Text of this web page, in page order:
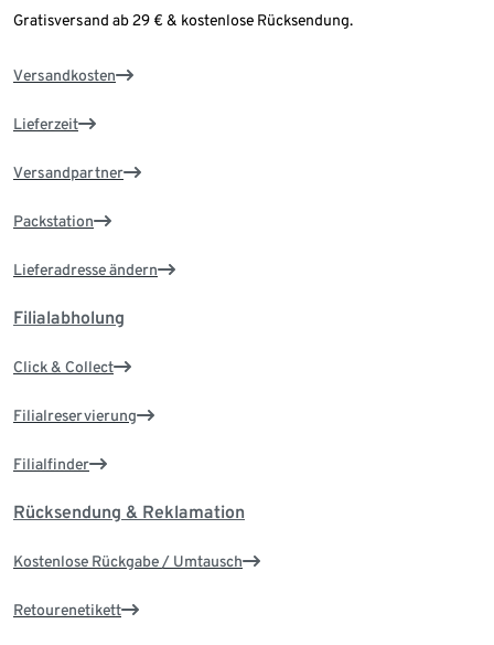
Gratisversand ab 29 € & kostenlose Rücksendung.
Versandkosten
Lieferzeit
Versandpartner
Packstation
Lieferadresse ändern
Filialabholung
Click & Collect
Filialreservierung
Filialfinder
Rücksendung & Reklamation
Kostenlose Rückgabe / Umtausch
Retourenetikett